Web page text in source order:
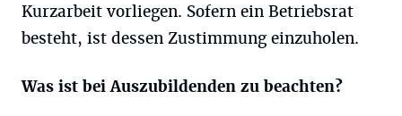
Kurzarbeit vorliegen. Sofern ein Betriebsrat
besteht, ist dessen Zustimmung einzuholen.
Was ist bei Auszubildenden zu beachten?